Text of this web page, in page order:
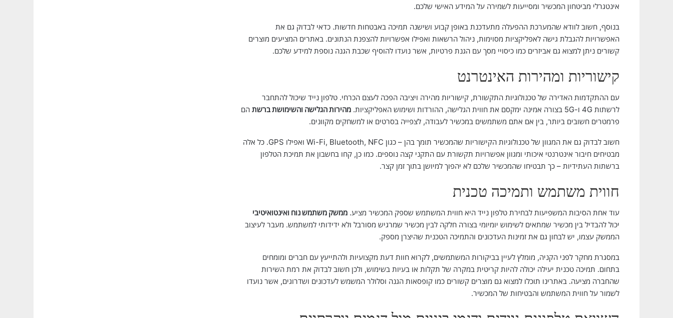
אינטגרלי מביטחון המכשיר ומסייעות לשמירה על המידע האישי שלכם.
בנוסף, חשוב לוודא שהמערכת ההפעלה מתעדכנת באופן קבוע ושישנה תמיכה באבטחות חדשות. כדאי לבדוק גם את
האפשרויות להגבלת גישה לאפליקציות מסוימות, ניהול הרשאות ואפילו אפשרויות להצפנת הנתונים. באתרים המציעים מוצרים
קשורים ניתן למצוא גם אביזרים כמו כיסויי מסך עם הגנת פרטיות, אשר נועדו להוסיף שכבת הגנה נוספת למידע שלכם.
קישוריות ומהירות האינטרנט
עם ההתקדמות האדירה של טכנולוגיות התקשורת, קישוריות מהירה ויציבה הפכה לעצם הכרחי. טלפון נייד שיכול להתחבר
לרשתות 4G ו-5G בצורה אמינה ימקסם את חווית הגלישה, ההורדות ושימוש האפליקציות.
מהירות הגלישה והשימושת ברשת הם
פרמטרים חשובים ביותר, בין אם אתם משתמשים במכשיר לעבודה, לצפייה בסרטים או למשחקים מקוונים.
חשוב לבדוק גם את המגוון של טכנולוגיות הקישוריות שהמכשיר תומך בהן – כגון Wi-Fi, Bluetooth, NFC ואפילו GPS. כל אלה
מבטיחים חיבור אינטרנטי איכותי ומגוון אפשרויות תקשורת עם התקני קצה נוספים. כמו כן, קחו בחשבון את תמיכת הטלפון
ברשתות העתידיות – כך תבטיחו שהמכשיר שלכם לא יהפוך למיושן בתוך זמן קצר.
חווית משתמש ותמיכה טכנית
עוד אחת הסיבות המשפיעות לבחירת טלפון נייד היא חווית המשתמש שספק המכשיר מציע. ממשק משתמש נוח ואינטואיטיבי
יכול להבדיל בין מכשיר שמתאים לשימוש יומיומי בצורה חלקה לבין מכשיר שמרגיש מסורבל ולא ידידותי למשתמש. מעבר לעיצוב
הממשק עצמו, יש לבחון גם את זמינות העדכונים והתמיכה הטכנית שהיצרן מספק.
במסגרת מחקר לפני הקניה, מומלץ לעיין בביקורות המשתמשים, לקרוא חוות דעת מקצועיות ולהתייעץ עם חברים ומומחים
בתחום. תמיכה טכנית יעילה יכולה להיות קריטית במקרה של תקלות או בעיות בשימוש, ולכן חשוב לבדוק את רמת השירות
שהחברה מציעה. באתרינו תוכלו למצוא גם מוצרים קשורים כמו קופסאות הגנה וסלולר המשמש לעדכונים ושדרוגים, אשר נועדו
לשמור על חווית המשתמש והבטיחות של המכשיר.